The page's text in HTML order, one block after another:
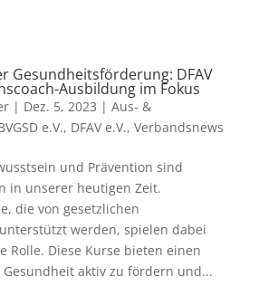
Gesundheitsförderung: DFAV
Ausbildung im Fokus
| Dez. 5, 2023 | Aus- &
e.V., DFAV e.V., Verbandsnews
und Prävention sind
in unserer heutigen Zeit.
die von gesetzlichen
werden, spielen dabei
Rolle. Diese Kurse bieten einen
Gesundheit aktiv zu fördern und...